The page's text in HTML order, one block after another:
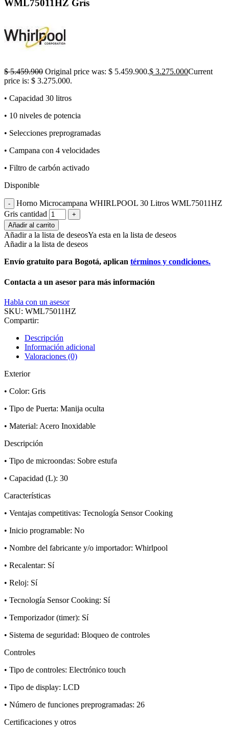
WML75011HZ Gris
$5.459.900 Original price was: $ 5.459.900.$ 3.275.000Current
price is: $ 3.275.000.
• Capacidad 30 litros
• 10 niveles de potencia
• Selecciones preprogramadas
• Campana con 4 velocidades
• Filtro de carbón activado
Disponible
Horno Microcampana WHIRLPOOL 30 Litros WML75011HZ
Gris cantidad
Añadir al carrito
Añadir a la lista de deseosYa esta en la lista de deseos
Añadir a la lista de deseos
Envío gratuito para Bogotá, aplican términos y condiciones.
Contacta a un asesor para más información
Habla con un asesor
SKU: WML75011HZ
Compartir:
Descripción
Información adicional
Valoraciones (0)
Exterior
• Color: Gris
• Tipo de Puerta: Manija oculta
• Material: Acero Inoxidable
Descripción
• Tipo de microondas: Sobre estufa
• Capacidad (L): 30
Características
• Ventajas competitivas: Tecnología Sensor Cooking
• Inicio programable: No
• Nombre del fabricante y/o importador: Whirlpool
• Recalentar: Sí
• Reloj: Sí
• Tecnología Sensor Cooking: Sí
• Temporizador (timer): Sí
• Sistema de seguridad: Bloqueo de controles
Controles
• Tipo de controles: Electrónico touch
• Tipo de display: LCD
• Número de funciones preprogramadas: 26
Certificaciones y otros